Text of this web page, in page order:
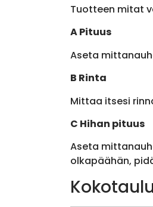
Tuotteen mitat
A Pituus
Aseta
B Rinta
Mittaa itsesi
C Hihan pituus
Aseta
olkapäähän,